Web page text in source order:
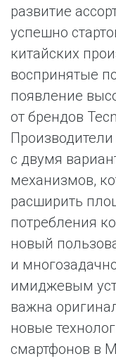
развитие
успешно
китайских
воспринятые
появление
от брендов
с двумя
механизмов,
расширить
потребления
новый
и
имиджевым
важна
новые
смартфонов в